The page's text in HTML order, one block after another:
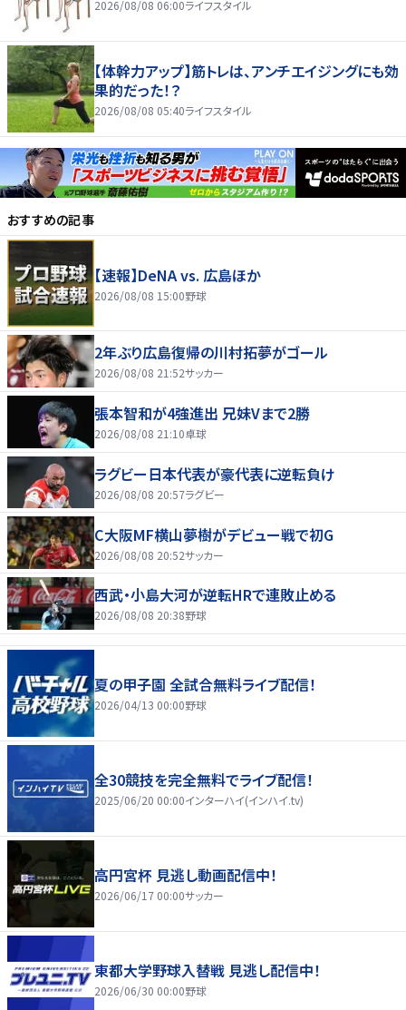
2026/08/08 06:00ライフスタイル
【体幹力アップ】筋トレは、アンチエイジングにも効
果的だった！？
2026/08/08 05:40ライフスタイル
おすすめの記事
【速報】DeNA vs. 広島ほか
2026/08/08 15:00野球
2年ぶり広島復帰の川村拓夢がゴール
2026/08/08 21:52サッカー
張本智和が4強進出 兄妹Vまで2勝
2026/08/08 21:10卓球
ラグビー日本代表が豪代表に逆転負け
2026/08/08 20:57ラグビー
C大阪MF横山夢樹がデビュー戦で初G
2026/08/08 20:52サッカー
西武・小島大河が逆転HRで連敗止める
2026/08/08 20:38野球
夏の甲子園 全試合無料ライブ配信！
2026/04/13 00:00野球
全30競技を完全無料でライブ配信！
2025/06/20 00:00インターハイ(インハイ.tv)
高円宮杯 見逃し動画配信中！
2026/06/17 00:00サッカー
東都大学野球入替戦 見逃し配信中！
2026/06/30 00:00野球